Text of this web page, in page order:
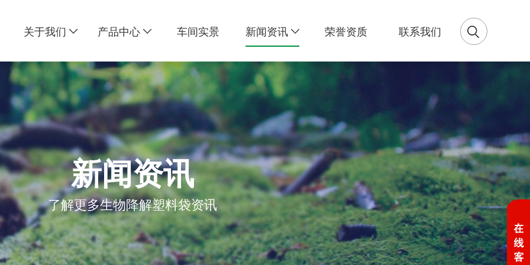
关于我们 产品中心 车间实景 新闻资讯 荣誉资质 联系我们
新闻资讯
了解更多生物降解塑料袋资讯